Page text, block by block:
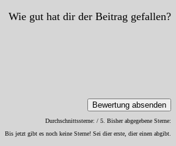
Wie gut hat dir der Beitrag gefallen?
Bewertung absenden
Durchschnittssterne: / 5. Bisher abgegebene Sterne:
Bis jetzt gibt es noch keine Sterne! Sei dier erste, dier einen abgibt.